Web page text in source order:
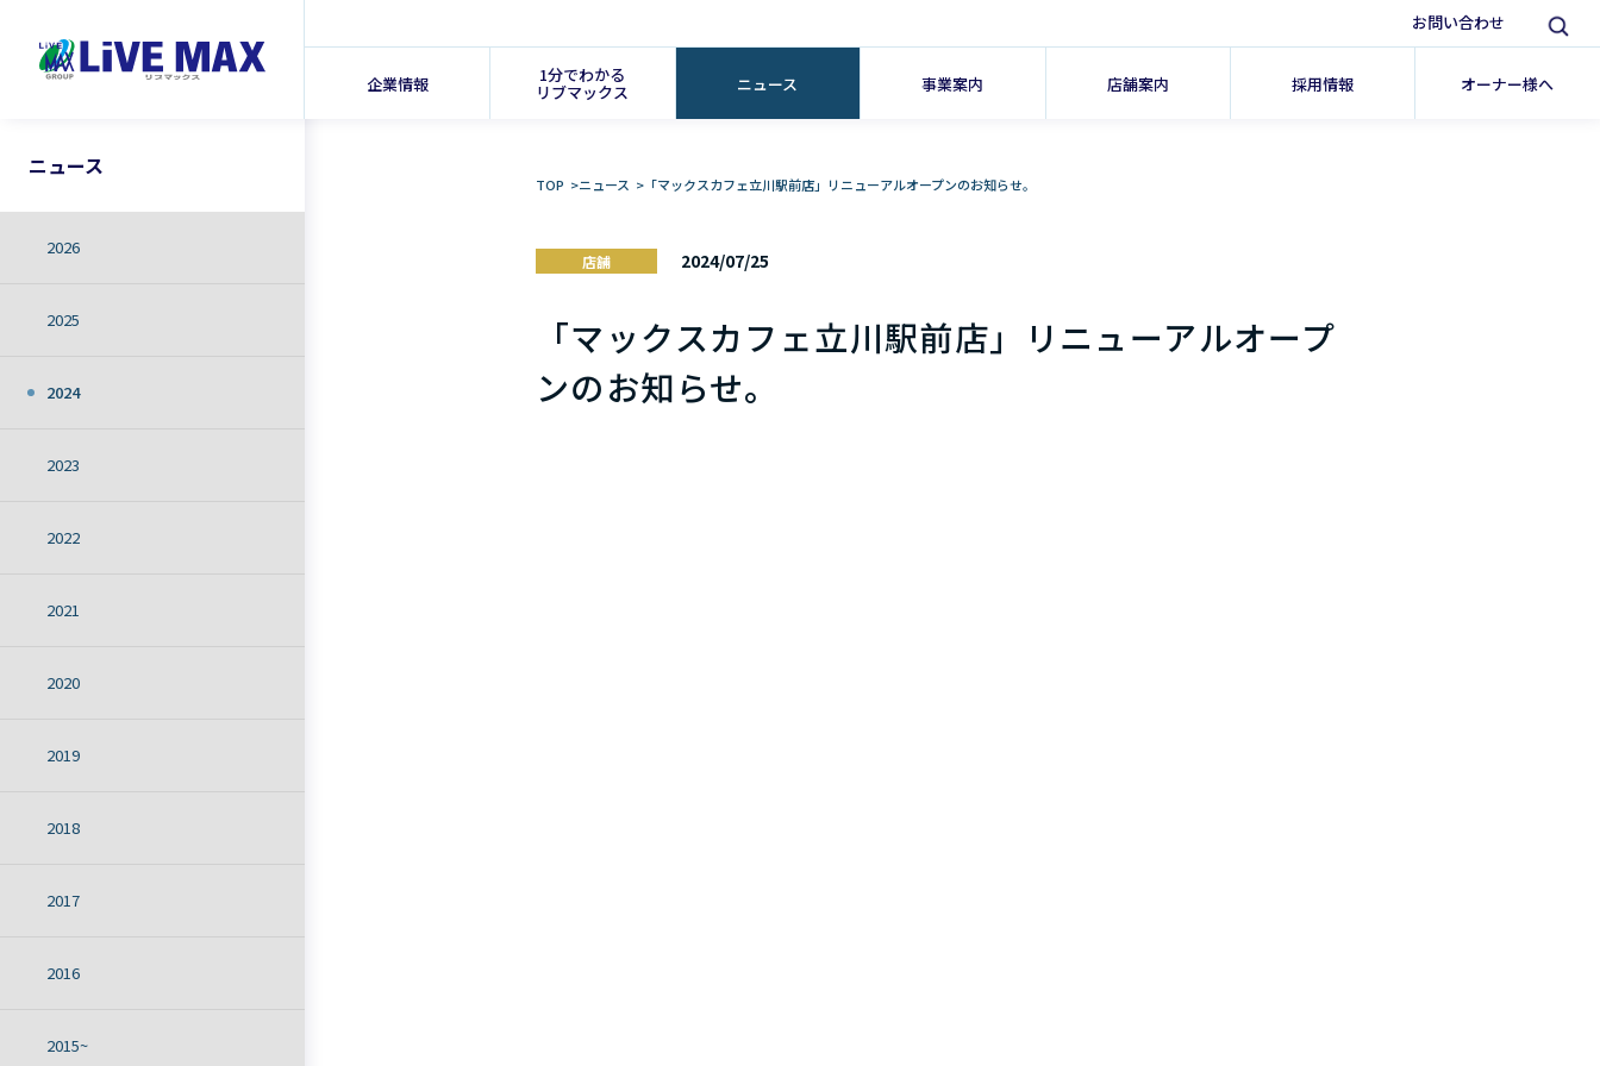
企業情報 1分でわかる
リブマックス ニュース 事業案内 店舗案内 採用情報 オーナー様へ
お問い合わせ
ニュース
2026
2025
2024
2023
2022
2021
2020
2019
2018
2017
2016
2015~
TOP >ニュース > 「マックスカフェ立川駅前店」リニューアルオープンのお知らせ。
店舗 2024/07/25
「マックスカフェ立川駅前店」リニューアルオープ
ンのお知らせ。